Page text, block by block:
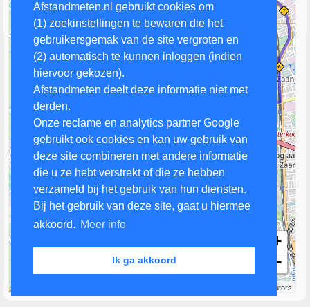
Afstandmeten.nl gebruikt cookies om
(1) zoekinstellingen te bewaren die het
gebruikersgemak van de site vergroten en
(2) automatisch te kunnen inloggen (indien
hiervoor gekozen).
Afstandmeten deelt deze informatie niet met
derden.
Onze reclame en analytics partner Google
gebruikt ook cookies en kan uw gebruik van
deze site combineren met andere informatie
die u ze hebt verstrekt of die ze hebben
verzameld bij het gebruik van hun diensten.
Bij het gebruik van deze site, gaat u hiermee
akkoord. Meer info
Ik ga akkoord
+
−
contributors